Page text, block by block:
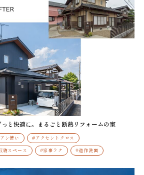
と快適に。まるごと断熱リフォームの家
ン使い
#アクセントクロス
納スペース #家事ラク #造作洗面